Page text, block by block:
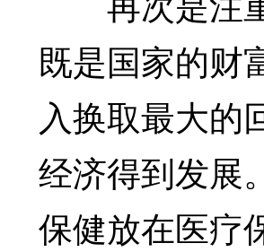
既是国家的财
入换取最大的
经济得到发展
保健放在医疗